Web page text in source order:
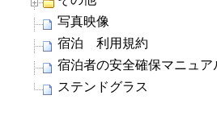
写真映像
宿泊 利用規約
宿泊者の安全確保マニュア
ステンドグラス